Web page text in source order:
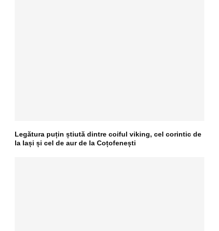
Legătura puțin știută dintre coiful viking, cel corintic de
la Iași și cel de aur de la Coțofenești